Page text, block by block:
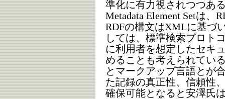
準化に有力視されつつあ
Metadata Element Setは、
RDFの構文はXMLに基づ
しては、標準検索プロト
に利用者を想定したセキ
めることも考えられてい
とマークアップ言語とが
た記録の真正性、信頼性
確保可能となると安澤氏